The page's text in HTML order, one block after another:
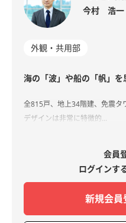
今村 浩一​
外観・共用部
海の「波」や船の「帆」
全815戸、地上34階建、免震タ
デザインは非常に特徴的...
会員
ログインす
新規会員